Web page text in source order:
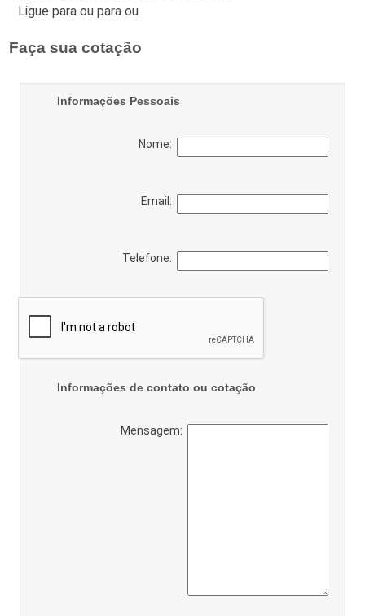
Ligue paraou paraou
Faça sua cotação
Informações Pessoais
Nome:
Email:
Telefone:
Informações de contato ou cotação
Mensagem: